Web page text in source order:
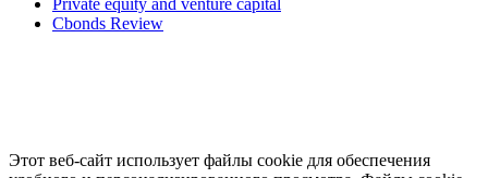
Cbonds Review
Этот веб-сайт использует файлы cookie для обеспечения